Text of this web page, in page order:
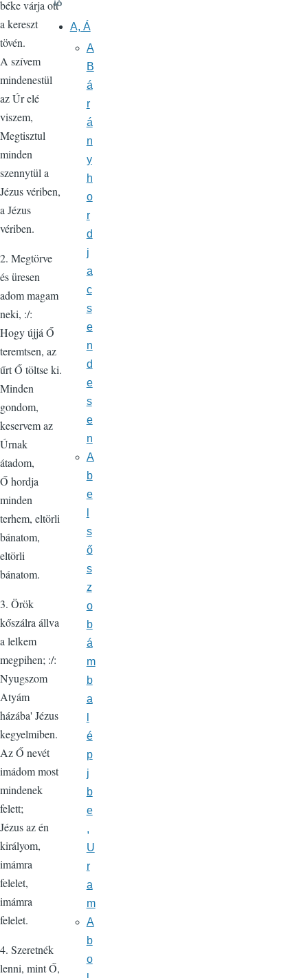
béke várja ott
a kereszt
tövén.
A szívem
mindenestül
az Úr elé
viszem,
Megtisztul
minden
szennytül a
Jézus vériben,
a Jézus
vériben.
2. Megtörve
és üresen
adom magam
neki, :/:
Hogy újjá Ő
teremtsen, az
űrt Ő töltse ki.
Minden
gondom,
keservem az
Úrnak
átadom,
Ő hordja
minden
terhem, eltörli
bánatom,
eltörli
bánatom.
3. Örök
kőszálra állva
a lelkem
megpihen; :/:
Nyugszom
Atyám
házába' Jézus
kegyelmiben.
Az Ő nevét
imádom most
mindenek
felett;
Jézus az én
királyom,
imámra
felelet,
imámra
felelet.
4. Szeretnék
lenni, mint Ő,
ió
A, Á
A
B
á
r
á
n
y
h
o
r
d
j
a
c
s
e
n
d
e
s
e
n
A
b
e
s
ő
s
z
o
b
á
m
b
a
é
p
j
b
e
,
U
r
a
m
A
b
o